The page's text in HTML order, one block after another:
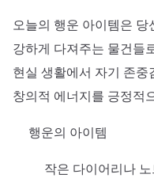
오늘의 행운 아이템은
강하게 다져주는 물건들
현실 생활에서 자기 존중
창의적 에너지를 긍정적
행운의 아이템
작은 다이어리나